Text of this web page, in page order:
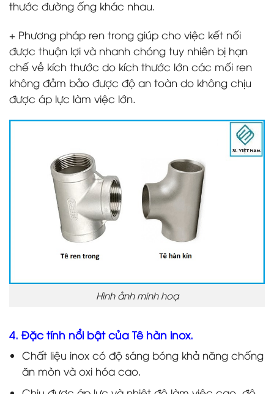
thước đường ống khác nhau.
+ Phương pháp ren trong giúp cho việc kết nối
được thuận lợi và nhanh chóng tuy nhiên bị hạn
chế về kích thước do kích thước lớn các mối ren
không đảm bảo được độ an toàn do không chịu
được áp lực làm việc lớn.
Hình ảnh minh hoạ
4. Đặc tính nổi bật của Tê hàn inox.
Chất liệu inox có độ sáng bóng khả năng chống
ăn mòn và oxi hóa cao.